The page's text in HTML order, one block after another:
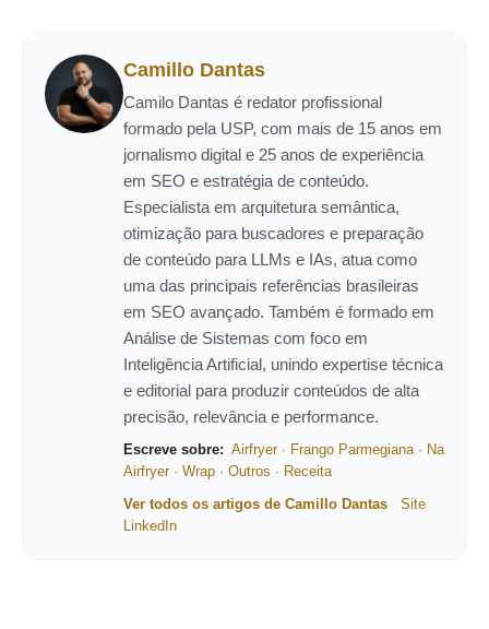
Camillo Dantas
Camilo Dantas é redator profissional
formado pela USP, com mais de 15 anos em
jornalismo digital e 25 anos de experiência
em SEO e estratégia de conteúdo.
Especialista em arquitetura semântica,
otimização para buscadores e preparação
de conteúdo para LLMs e IAs, atua como
uma das principais referências brasileiras
em SEO avançado. Também é formado em
Análise de Sistemas com foco em
Inteligência Artificial, unindo expertise técnica
e editorial para produzir conteúdos de alta
precisão, relevância e performance.
Escreve sobre: Airfryer· Frango Parmegiana· Na
Airfryer· Wrap · Outros · Receita
Ver todos os artigos de Camillo Dantas
Site
LinkedIn